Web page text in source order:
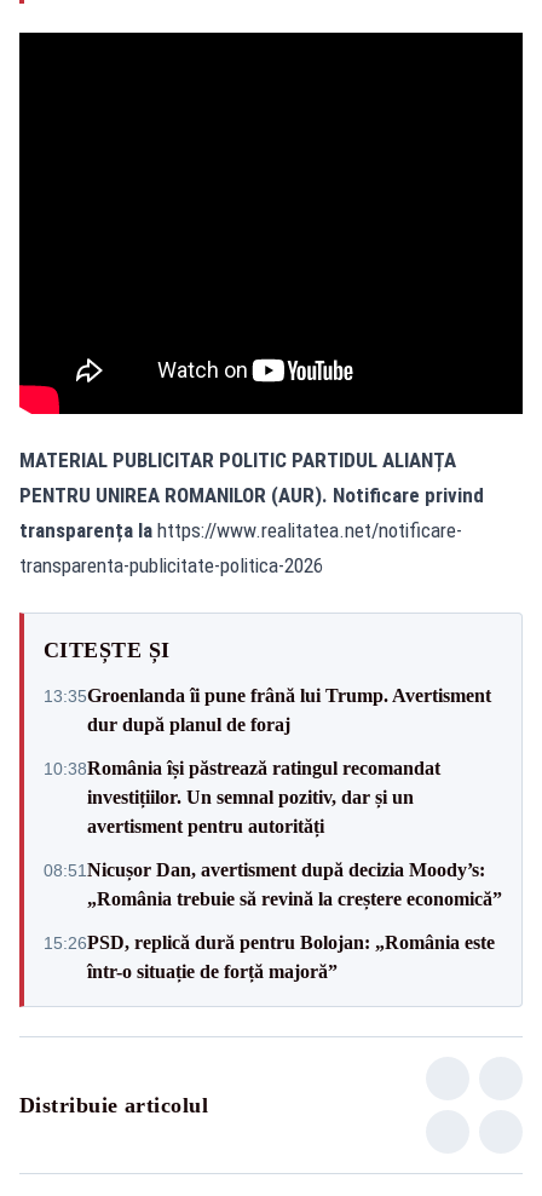
MATERIAL PUBLICITAR POLITIC PARTIDUL ALIANȚA
PENTRU UNIREA ROMANILOR (AUR). Notificare privind
transparența la https://www.realitatea.net/notificare-
transparenta-publicitate-politica-2026
CITEȘTE ȘI
13:35Groenlanda îi pune frână lui Trump. Avertisment
dur după planul de foraj
10:38România își păstrează ratingul recomandat
investițiilor. Un semnal pozitiv, dar și un
avertisment pentru autorități
08:51Nicușor Dan, avertisment după decizia Moody’s:
„România trebuie să revină la creștere economică”
15:26PSD, replică dură pentru Bolojan: „România este
într-o situație de forță majoră”
Distribuie articolul